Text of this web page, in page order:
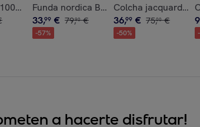
Twist - 600 Gramos
Algodón 200 hilos Coli
Funda nordica BLUEY + funda
33,99 € 79,90 €
-57%
Colcha jacquard
36,99 € 75,00 €
-50%
9
-
a hacerte disfrutar!